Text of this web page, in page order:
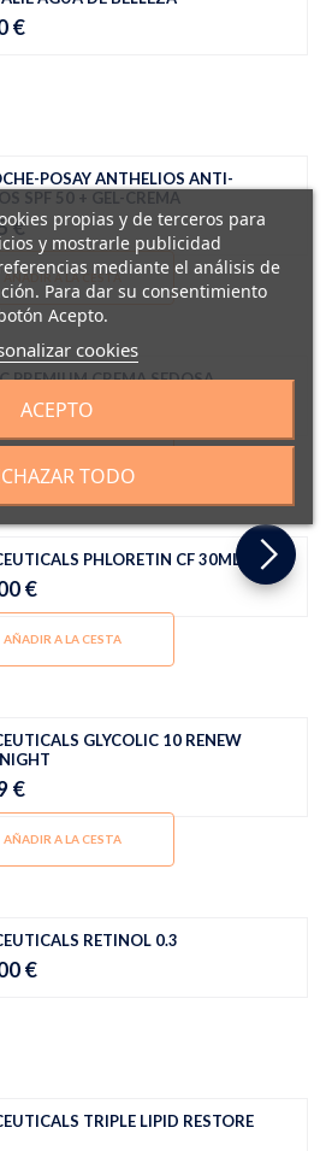
€
POSAY ANTHELIOS ANTI-
SPF 50 + GEL-CREMA
€
AÑADIR A LA CESTA
PREMIUM CREMA SEDOSA
€
PHLORETIN CF 30ML
€
AÑADIR A LA CESTA
GLYCOLIC 10 RENEW
€
AÑADIR A LA CESTA
RETINOL 0.3
€
TRIPLE LIPID RESTORE
propias y de terceros para
y mostrarle publicidad
mediante el análisis de
Para dar su consentimiento
Acepto.
cookies
TODO
ACEPTO